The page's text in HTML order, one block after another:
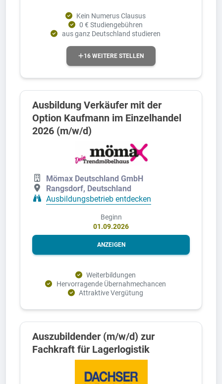
Kein Numerus Clausus
0 € Studiengebühren
aus ganz Deutschland studieren
16 WEITERE STELLEN
Ausbildung Verkäufer mit der
Option Kaufmann im Einzelhandel
2026 (m/w/d)
Mömax Deutschland GmbH
Rangsdorf, Deutschland
Ausbildungsbetrieb entdecken
Beginn
01.09.2026
ANZEIGEN
Weiterbildungen
Hervorragende Übernahmechancen
Attraktive Vergütung
Auszubildender (m/w/d) zur
Fachkraft für Lagerlogistik